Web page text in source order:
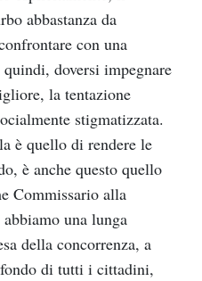
abbastanza da
con una
doversi impegnare
la tentazione
stigmatizzata.
è quello di rendere le
è anche questo quello
Commissario alla
una lunga
della concorrenza, a
di tutti i cittadini,